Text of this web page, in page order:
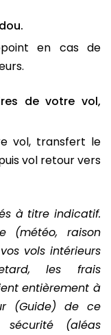
en cas de
de votre vol,
vol, transfert le
vol retour vers
à titre indicatif.
(météo, raison
vols intérieurs
les frais
entièrement à
(Guide) de ce
(aléas